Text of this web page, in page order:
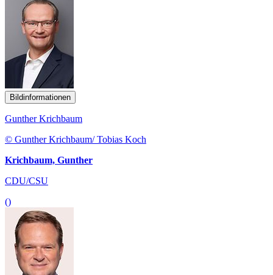
Bildinformationen
Gunther Krichbaum
© Gunther Krichbaum/ Tobias Koch
Krichbaum, Gunther
CDU/CSU
()